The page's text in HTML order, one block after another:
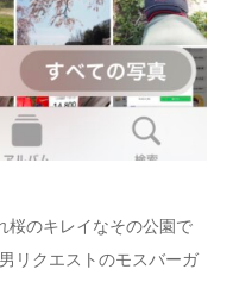
桜のキレイなその公園で
リクエストのモスバーガ